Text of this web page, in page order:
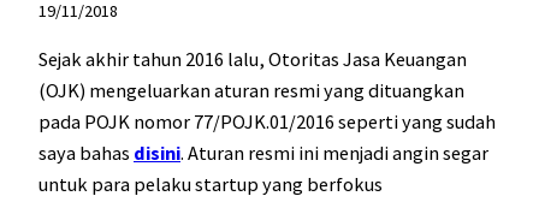
19/11/2018
Sejak akhir tahun 2016 lalu, Otoritas Jasa Keuangan
(OJK) mengeluarkan aturan resmi yang dituangkan
pada POJK nomor 77/POJK.01/2016 seperti yang sudah
saya bahas disini. Aturan resmi ini menjadi angin segar
untuk para pelaku startup yang berfokus